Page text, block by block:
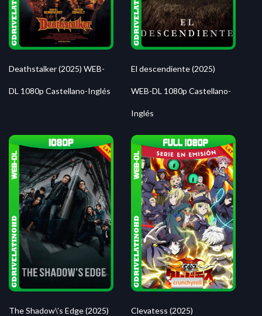
Deathstalker (2025) WEB-
DL 1080p Castellano-Inglés
El descendiente (2025)
WEB-DL 1080p Castellano-
Inglés
The Shadow\’s Edge (2025) Clevatess (2025)